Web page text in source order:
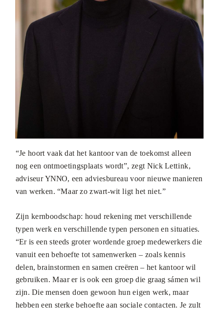
“Je hoort vaak dat het kantoor van de toekomst alleen
nog een ontmoetingsplaats wordt”, zegt Nick Lettink,
adviseur YNNO, een adviesbureau voor nieuwe manieren
van werken. “Maar zo zwart-wit ligt het niet.”
Zijn kernboodschap: houd rekening met verschillende
typen werk en verschillende typen personen en situaties.
“Er is een steeds groter wordende groep medewerkers die
vanuit een behoefte tot samenwerken – zoals kennis
delen, brainstormen en samen creëren – het kantoor wil
gebruiken. Maar er is ook een groep die graag sámen wil
zijn. Die mensen doen gewoon hun eigen werk, maar
hebben een sterke behoefte aan sociale contacten. Je zult